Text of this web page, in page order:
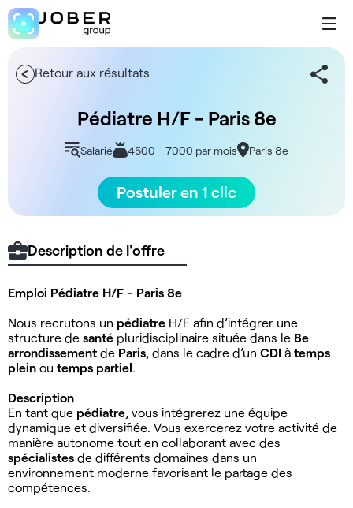
Retour aux résultats
Pédiatre H/F - Paris 8e
Salarié 4500 - 7000 par mois Paris 8e
Postuler en 1 clic
Description de l'offre
Emploi Pédiatre H/F - Paris 8e
Nous recrutons un pédiatre H/F afin d’intégrer une
structure de santé pluridisciplinaire située dans le 8e
arrondissement de Paris , dans le cadre d’un CDI à temps
plein ou temps partiel
Description
En tant que pédiatre , vous intégrerez une équipe
dynamique et diversifiée. Vous exercerez votre activité de
manière autonome tout en collaborant avec des
spécialistes de différents domaines dans un
environnement moderne favorisant le partage des
compétences.